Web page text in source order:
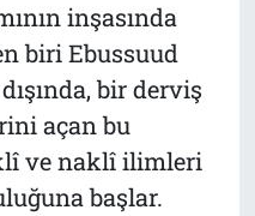
inşasında
biri Ebussuud
bir derviş
açan bu
ve naklî ilimleri
başlar.